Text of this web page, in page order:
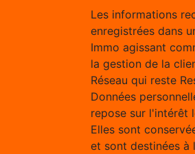
Les informations
enregistrées dans
Immo agissant
la gestion de la
Réseau qui reste
Données
repose sur l'intérêt
Elles sont
et sont destinées à